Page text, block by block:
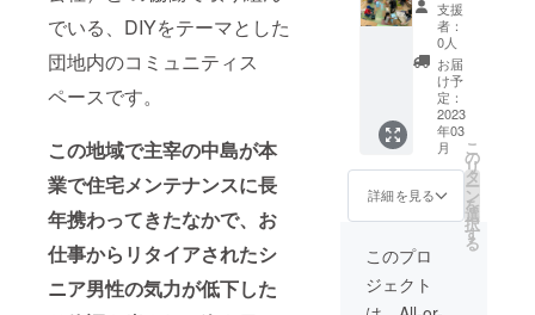
でいる、DIYをテーマとした
団地内のコミュニティス
ペースです。
この地域で主宰の中島が本
業で住宅メンテナンスに長
年携わってきたなかで、お
仕事からリタイアされたシ
ニア男性の気力が低下した
材を利
用して
作成さ
れたエ
プロン
のため
デザイ
ンやカ
ラーな
べませ
ん。あ
めご了
承くだ
さい。
は、シ
ニアの
方だけ
でな
く、
もっと
幅広い
世代の
皆さん
の力も
必要で
リワー
ポート
メン
のエプ
ロンを
お持ち
になっ
てご参
加くだ
さい。
エプロ
ンのご
説明：
名：BE
HOME
商品
名：ザ
は物足
りない
講習と
なるか
もしれ
ませ
ん。あ
らかじ
めご了
承くだ
さい。
講習は
2023年
2月ごろ
を予定
してお
あなた
のDIYを
お手伝
いしま
す！
（オリ
ジナル
エプロ
ン付
き）】
まる1
日、あ
なたの
DIYを
DIYのい
えメン
支援
者：
0人
お届
け予
定：
2023
年03
月
詳細を見る
こ
の
リ
タ
ー
ン
を
選
択
す
る
このプロ
ジェクト